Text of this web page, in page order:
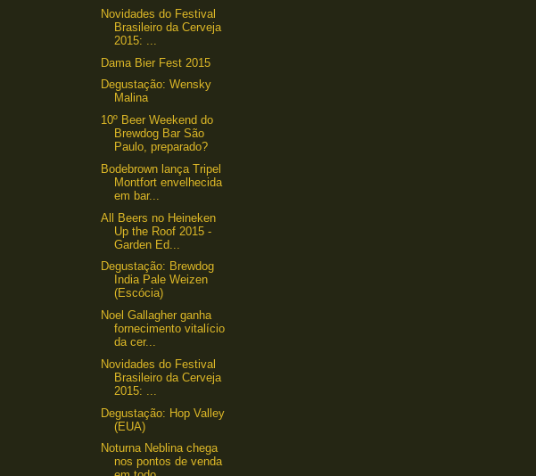
Novidades do Festival
Brasileiro da Cerveja
2015: ...
Dama Bier Fest 2015
Degustação: Wensky
Malina
10º Beer Weekend do
Brewdog Bar São
Paulo, preparado?
Bodebrown lança Tripel
Montfort envelhecida
em bar...
All Beers no Heineken
Up the Roof 2015 -
Garden Ed...
Degustação: Brewdog
India Pale Weizen
(Escócia)
Noel Gallagher ganha
fornecimento vitalício
da cer...
Novidades do Festival
Brasileiro da Cerveja
2015: ...
Degustação: Hop Valley
(EUA)
Noturna Neblina chega
nos pontos de venda